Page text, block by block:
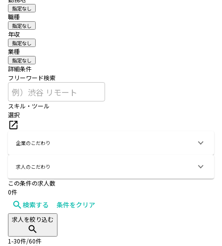
指定なし
職種
指定なし
年収
指定なし
業種
指定なし
詳細条件
フリーワード検索
スキル・ツール
選択
企業のこだわり
求人のこだわり
この条件の求人数
0件
検索する 条件をクリア
求人を絞り込む
1-30件/60件